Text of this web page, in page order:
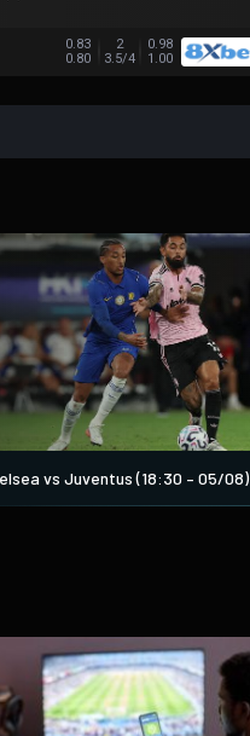
0.83 2
0.98
0.80
3.5/4 1.00
vs Juventus (18:30 – 05/08)